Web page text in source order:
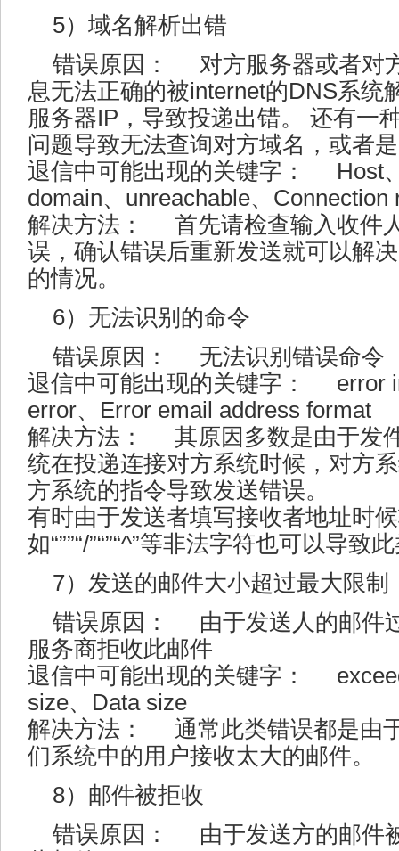
5）域名解析出错
错误原因： 对方服务器或者对
息无法正确的被internet的DNS系统
服务器IP，导致投递出错。 还有一
问题导致无法查询对方域名，或者
退信中可能出现的关键字： Host
domain、unreachable、Connection
解决方法： 首先请检查输入收件
误，确认错误后重新发送就可以解
的情况。
6）无法识别的命令
错误原因： 无法识别错误命令
退信中可能出现的关键字： error
error、Error email address format
解决方法： 其原因多数是由于发
统在投递连接对方系统时候，对方
方系统的指令导致发送错误。
有时由于发送者填写接收者地址时
如“””“/”“”“^”等非法字符也可以导致
7）发送的邮件大小超过最大限制
错误原因： 由于发送人的邮件
服务商拒收此邮件
退信中可能出现的关键字：
size、Data size
解决方法： 通常此类错误都是由
们系统中的用户接收太大的邮件。
8）邮件被拒收
错误原因： 由于发送方的邮件